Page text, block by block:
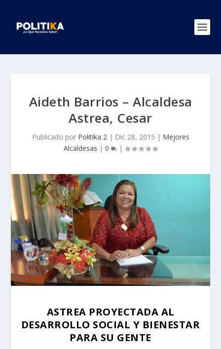
Aideth Barrios – Alcaldesa
Astrea, Cesar
Publicado por Politika 2| Dic 28, 2015 | Mejores
Alcaldesas | 0 |
ASTREA PROYECTADA AL
DESARROLLO SOCIAL Y BIENESTAR
PARA SU GENTE